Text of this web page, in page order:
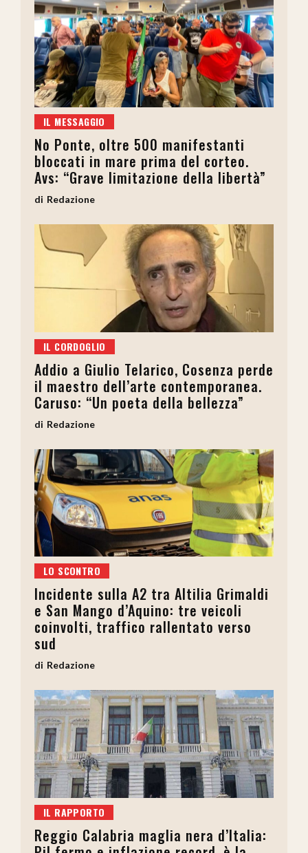
IL MESSAGGIO
No Ponte, oltre 500 manifestanti
bloccati in mare prima del corteo.
Avs: “Grave limitazione della libertà”
Redazione
IL CORDOGLIO
Addio a Giulio Telarico, Cosenza perde
il maestro dell’arte contemporanea.
Caruso: “Un poeta della bellezza”
Redazione
LO SCONTRO
Incidente sulla A2 tra Altilia Grimaldi
e San Mango d’Aquino: tre veicoli
coinvolti, traffico rallentato verso
sud
Redazione
IL RAPPORTO
Reggio Calabria maglia nera d’Italia: